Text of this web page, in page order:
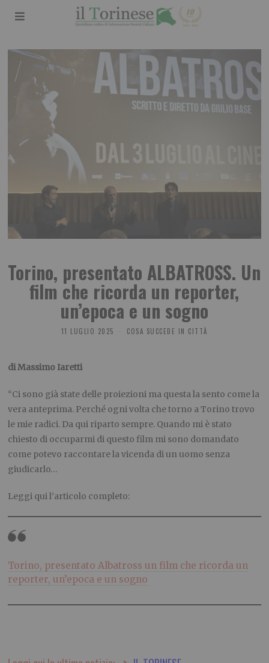
Torino, presentato ALBATROSS. Un
film che ricorda un reporter,
un’epoca e un sogno
11 LUGLIO 2025 COSA SUCCEDE IN CITTÀ
di Massimo Iaretti
“Ci sono già state delle proiezioni ma questa la sento come la
vera anteprima. Perché ogni volta che torno a Torino trovo
le mie radici. Da qui riparto sempre. Quando mi è stato
chiesto di occuparmi di questo film mi sono domandato
come potevo raccontare la vicenda di un uomo senza
giudicarlo…
Leggi qui l’articolo completo:
Torino, presentato Albatross un film che ricorda un
reporter, un’epoca e un sogno